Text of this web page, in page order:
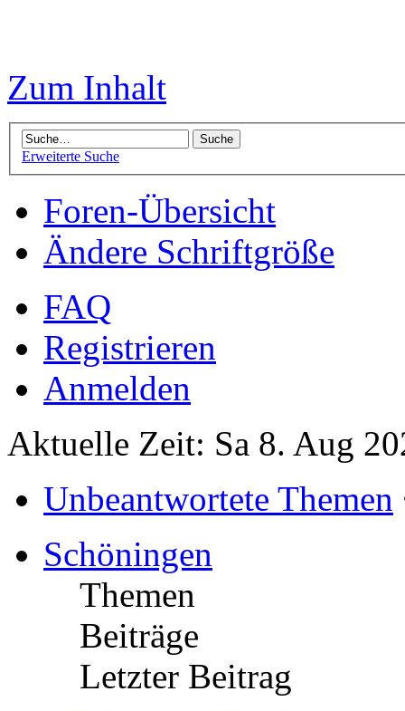
Zum Inhalt
Erweiterte Suche
Foren-Übersicht
Ändere Schriftgröße
FAQ
Registrieren
Anmelden
Aktuelle Zeit: Sa 8. Aug
Unbeantwortete Themen
Schöningen
Themen
Beiträge
Letzter Beitrag